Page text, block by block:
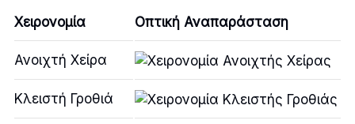
Χειρονομία Οπτική Αναπαράσταση
Ανοιχτή Χείρα
Κλειστή Γροθιά